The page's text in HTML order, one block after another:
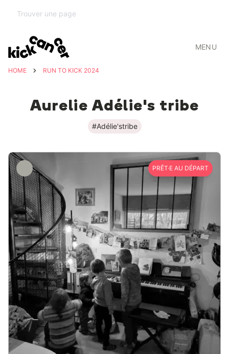
MENU
HOME RUN TO KICK 2024
Aurelie Adélie's tribe
#Adélie'stribe
PRÊT·E AU DÉPART